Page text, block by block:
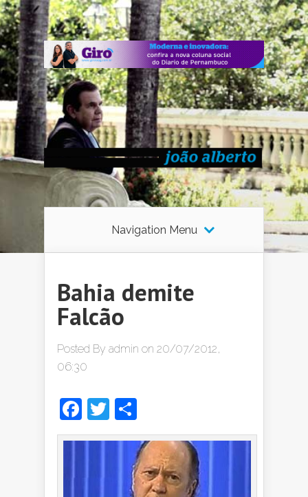
Navigation Menu
Bahia demite
Falcão
Posted By admin on 20/07/2012,
06:30
Facebook
Twitter